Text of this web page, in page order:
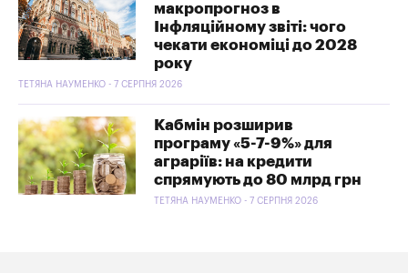
макропрогноз в
Інфляційному звіті: чого
чекати економіці до 2028
року
ТЕТЯНА НАУМЕНКО - 7 СЕРПНЯ 2026
Кабмін розширив
програму «5-7-9%» для
аграріїв: на кредити
спрямують до 80 млрд грн
ТЕТЯНА НАУМЕНКО - 7 СЕРПНЯ 2026